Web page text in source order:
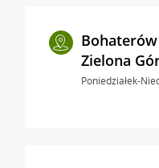
Zielona
Poniedziałek-